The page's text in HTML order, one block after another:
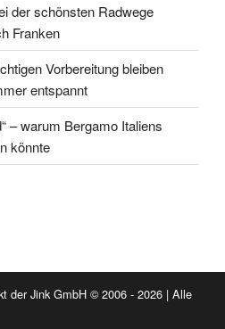
der schönsten Radwege
Franken
Vorbereitung bleiben
entspannt
– warum Bergamo Italiens
könnte
der Jink GmbH © 2006 - 2026 | Alle